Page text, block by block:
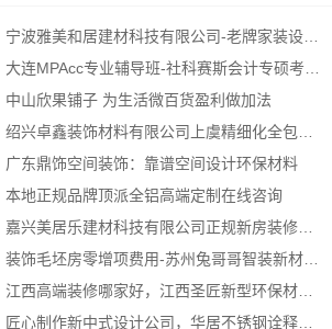
中山欣果铺子 为生活微百货盈利做加法
广东鼎饰空间装饰：靠谱空间设计环保材料
本地正规品牌顶派全铝高端定制在线咨询